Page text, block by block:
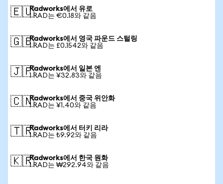
🇪🇺Radworks에서 유로
1 RAD는 €0.18와 같음
🇬🇧Radworks에서 영국 파운드 스털링
1 RAD는 £0.1542와 같음
🇯🇵Radworks에서 일본 엔
1 RAD는 ¥32.83와 같음
🇨🇳Radworks에서 중국 위안화
1 RAD는 ¥1.40와 같음
🇹🇷Radworks에서 터키 리라
1 RAD는 ₺9.92와 같음
🇰🇷Radworks에서 한국 원화
1 RAD는 ₩292.94와 같음